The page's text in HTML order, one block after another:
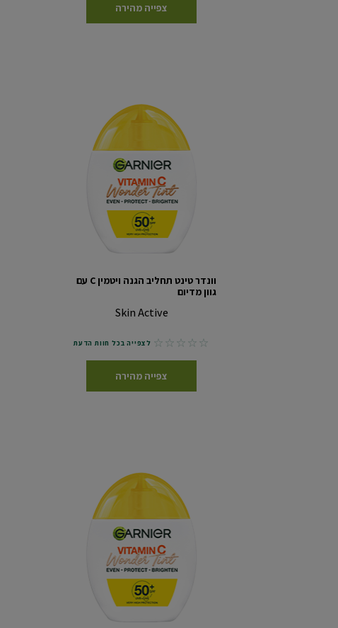
צפייה מהירה
וונדר טינט תחליב הגנה ויטמין C עם
גוון מדיום
Skin Active
No reviews לצפייה בכל חוות הדעת
צפייה מהירה